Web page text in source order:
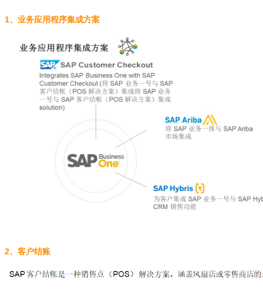
1、业务应用程序集成方案
2、客户结账